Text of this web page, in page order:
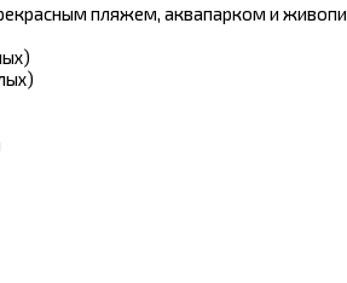
пляжем, аквапарком и